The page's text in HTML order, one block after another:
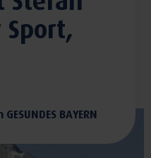
Sport,
BAYERN